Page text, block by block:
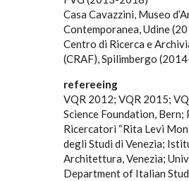
Casa Cavazzini, Museo
Contemporanea, Udine
Centro di Ricerca e
(CRAF), Spilimbergo
refereeing
VQR 2012; VQR 2015;
Science Foundation,
Ricercatori “Rita Levi
degli Studi di Venezia;
Architettura, Venezia;
Department of Italian